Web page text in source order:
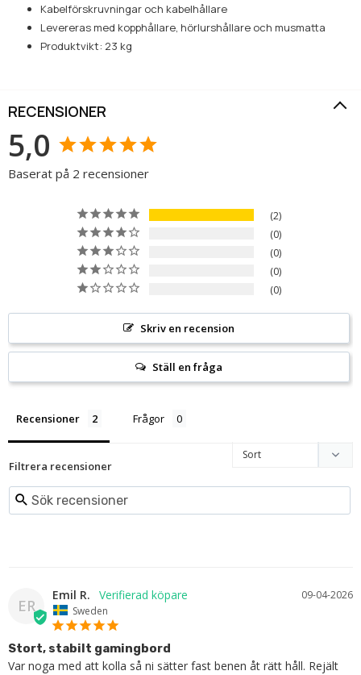
Kabelförskruvningar och kabelhållare
Levereras med kopphållare, hörlurshållare och musmatta
Produktvikt: 23 kg
RECENSIONER
5,0
Baserat på 2 recensioner
2
0
0
0
0
Skriv en recension
Ställ en fråga
Recensioner Frågor
Filtrera recensioner
ER
09-04-2026
Emil R.
Sweden
Stort, stabilt gamingbord
Var noga med att kolla så ni sätter fast benen åt rätt håll. Rejält